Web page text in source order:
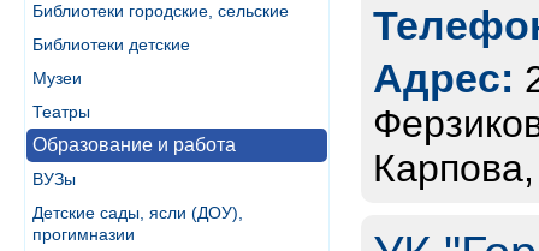
Библиотеки городские, сельские
Библиотеки детские
Музеи
Театры
Образование и работа
ВУЗы
Детские сады, ясли (ДОУ),
прогимназии
Адрес: